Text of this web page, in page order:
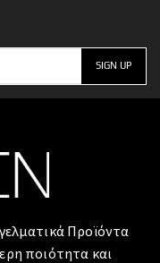
Προϊόντα
ποιότητα και